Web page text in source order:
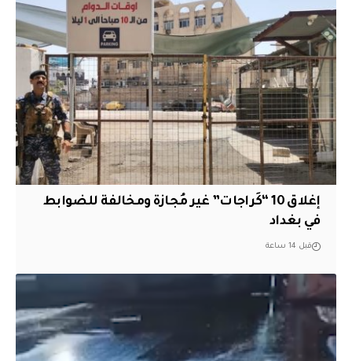
إغلاق 10 “كَراجات” غير مُجازة ومخالفة للضوابط
في بغداد
قبل 14 ساعة